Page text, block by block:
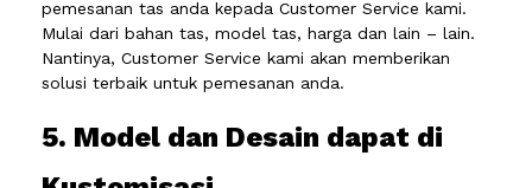
pemesanan tas anda kepada Customer Service kami.
Mulai dari bahan tas, model tas, harga dan lain – lain.
Nantinya, Customer Service kami akan memberikan
solusi terbaik untuk pemesanan anda.
5. Model dan Desain dapat di